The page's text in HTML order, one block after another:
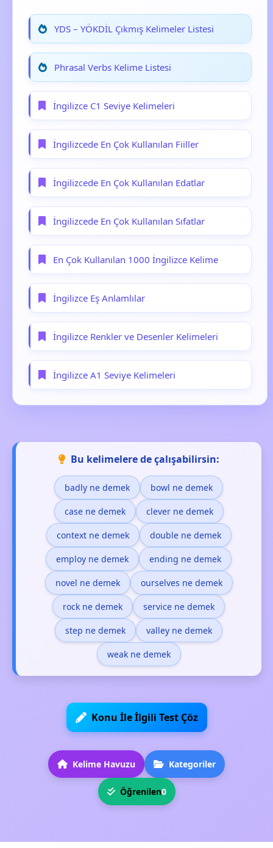
YDS – YÖKDİL Çıkmış Kelimeler Listesi
Phrasal Verbs Kelime Listesi
İngilizce C1 Seviye Kelimeleri
İngilizcede En Çok Kullanılan Fiiller
İngilizcede En Çok Kullanılan Edatlar
İngilizcede En Çok Kullanılan Sıfatlar
En Çok Kullanılan 1000 İngilizce Kelime
İngilizce Eş Anlamlılar
İngilizce Renkler ve Desenler Kelimeleri
İngilizce A1 Seviye Kelimeleri
Bu kelimelere de çalışabilirsin:
badly ne demek bowl ne demek
case ne demek clever ne demek
context ne demek double ne demek
employ ne demek ending ne demek
novel ne demek ourselves ne demek
rock ne demek service ne demek
step ne demek valley ne demek
weak ne demek
Konu İle İlgili Test Çöz
Kelime Havuzu Kategoriler
Öğrenilen0